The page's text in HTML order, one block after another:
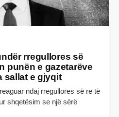
rregullores së
punën e gazetarëve
sallat e gjyqit
ndaj rregullores së re të
shqetësim se një sërë